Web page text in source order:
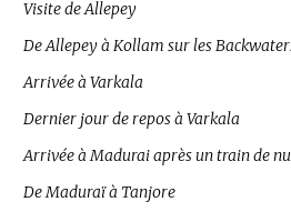
Visite de Allepey
De Allepey à Kollam sur les
Arrivée à Varkala
Dernier jour de repos à Varkala
Arrivée à Madurai après un train de
De Maduraï à Tanjore